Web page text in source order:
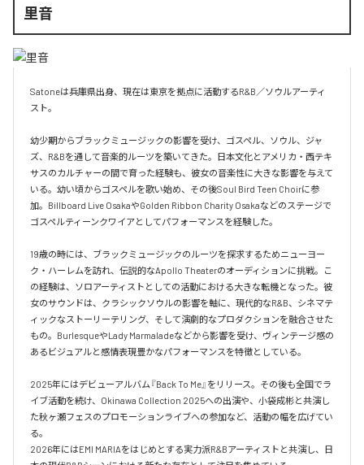
里音
Satoneは兵庫県出身、現在は東京を拠点に活動するR&B／ソウルアーティ
スト。
幼少期からブラックミュージックの影響を受け、ゴスペル、ソウル、ジャ
ズ、R&Bを通して音楽的ルーツを築いてきた。日本文化とアメリカ・西テキ
サスのカルチャーの間で育った経験も、彼女の音楽性に大きな影響を与えて
いる。幼い頃からゴスペルを歌い始め、その後Soul Bird Teen Choirに参
加。Billboard Live OsakaやGolden Ribbon Charity Osakaなどのステージで
ゴスペルティーンクワイアとしてパフォーマンスを経験した。
19歳の時には、ブラックミュージックのルーツを探求するためニューヨー
ク・ハーレムを訪れ、伝説的なApollo Theaterのオーディションに挑戦。こ
の経験は、ソロアーティストとしての活動における大きな転機となった。彼
女のサウンドは、クラシックソウルの影響を軸に、現代的なR&B、シネマテ
ィックなストーリーテリング、そして演劇的なプロダクションを融合させた
もの。BurlesqueやLady Marmaladeなどから影響を受け、ヴィンテージ感の
あるビジュアルと感情表現豊かなパフォーマンスを特徴としている。
2025年にはデビューアルバム『Back To Me』をリリース。その後も全国でラ
イブ活動を続け、Okinawa Collection 2025への出演や、小袋成彬と共演し
た秋ヶ瀬フェスのプロモーションライブへの参加など、活動の幅を広げてい
る。
2026年にはEMI MARIAをはじめとする実力派R&Bアーティストと共演し、日